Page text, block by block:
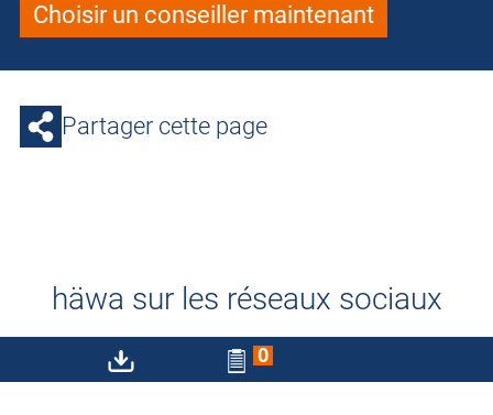
0
Choisir un conseiller maintenant
Partager cette page
häwa sur les réseaux sociaux
Suivez-nous !